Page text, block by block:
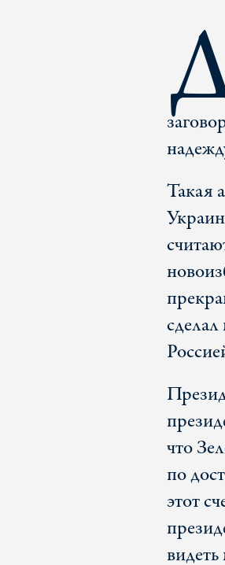
Такая
что
по
этот